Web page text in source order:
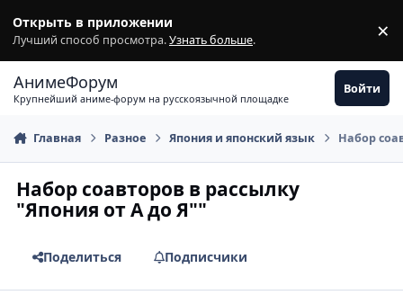
Открыть в приложении
Лучший способ просмотра.Узнать больше. ×
АнимеФорум
Крупнейший аниме-форум на русскоязычной площадке
Войти
Главная Разное Япония и японский язык Набор
Набор соавторов в рассылку
"Япония от А до Я""
Поделиться Подписчики